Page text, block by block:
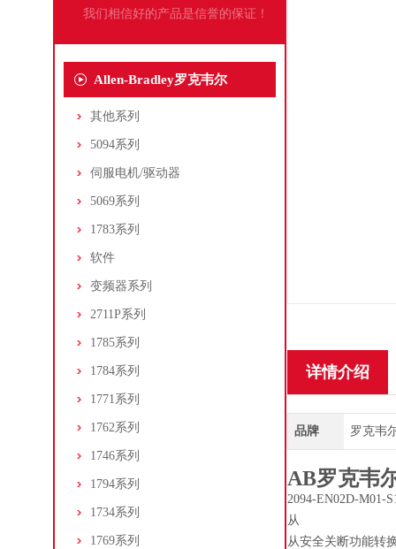
我们相信好的产品是信誉的保证！
Allen-Bradley罗克韦尔
其他系列
5094系列
伺服电机/驱动器
5069系列
1783系列
软件
变频器系列
2711P系列
1785系列
1784系列
1771系列
1762系列
1746系列
1794系列
1734系列
1769系列
详情介绍
品牌 罗克韦
AB罗克韦
2094-EN02D-M01-
从
从安全关断功能转